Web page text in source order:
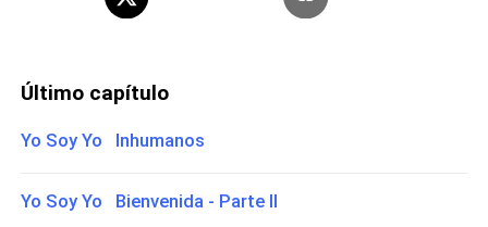
Último capítulo
Yo Soy Yo Inhumanos
Yo Soy Yo Bienvenida - Parte II